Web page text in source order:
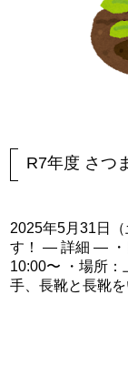
R7年度 さつ
2025年5月31日
す！ — 詳細 — ・
10:00〜 ・場所
手、長靴と長靴